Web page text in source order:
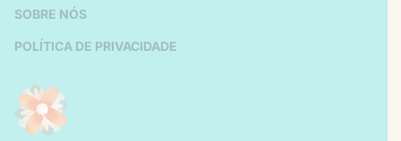
SOBRE NÓS
POLÍTICA DE PRIVACIDADE